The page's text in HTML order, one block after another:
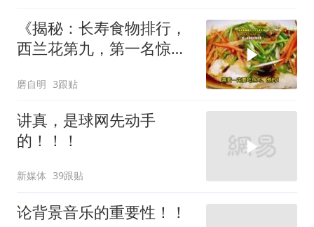
《揭秘：长寿食物排行，
西兰花第九，第一名惊
磨自明 3跟贴
讲真，是球网先动手
的！！！
新媒体 39跟贴
论背景音乐的重要性！！